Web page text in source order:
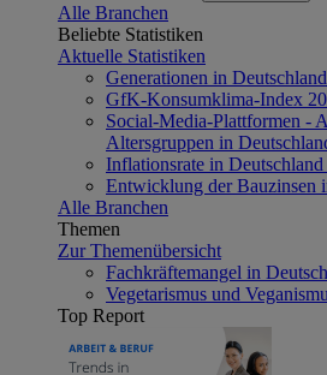
Alle Branchen
Beliebte Statistiken
Aktuelle Statistiken
Generationen in
GfK-Konsumklima-Index
Social-Media-Plattformen -
Altersgruppen in
Inflationsrate in
Entwicklung der Bauzinsen
Alle Branchen
Themen
Zur Themenübersicht
Fachkräftemangel in
Vegetarismus und
Top Report